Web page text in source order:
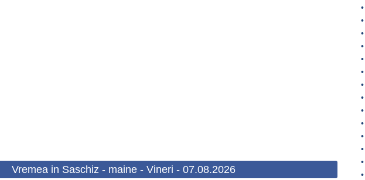
Vremea in Saschiz - maine - Vineri - 07.08.2026
•
•
•
•
•
•
•
•
•
•
•
•
•
•